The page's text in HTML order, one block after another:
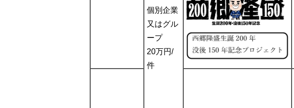
個別企業
又はグル
ープ
20万円/
件